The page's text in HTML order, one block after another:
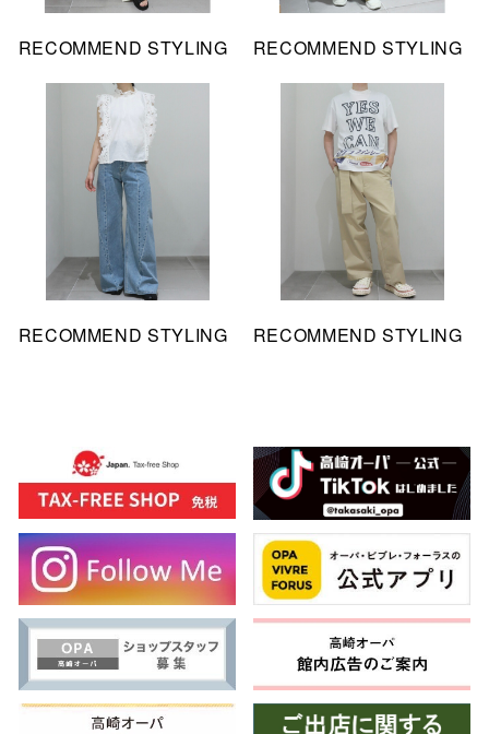
RECOMMEND STYLING RECOMMEND STYLING
RECOMMEND STYLING RECOMMEND STYLING